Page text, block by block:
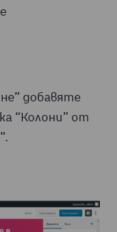
добавяте
“Колони” от